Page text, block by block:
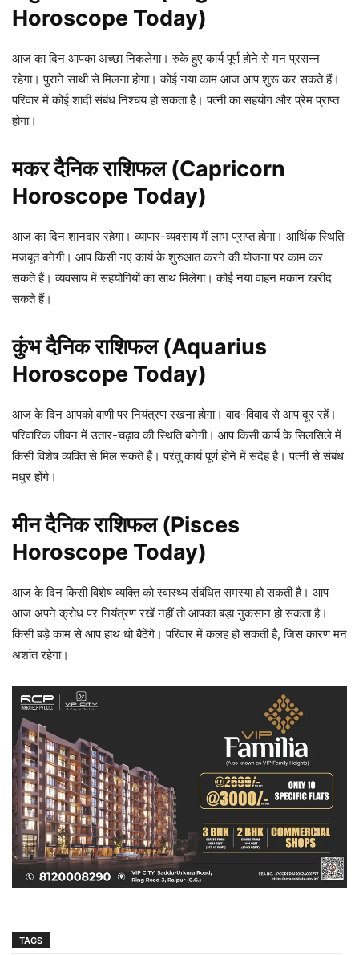
Horoscope Today)
आज का दिन आपका अच्छा निकलेगा। रुके हुए कार्य पूर्ण होने से मन प्रसन्न
रहेगा। पुराने साथी से मिलना होगा। कोई नया काम आज आप शुरू कर सकते हैं।
परिवार में कोई शादी संबंध निश्चय हो सकता है। पत्नी का सहयोग और प्रेम प्राप्त
होगा।
मकर दैनिक राशिफल (Capricorn
Horoscope Today)
आज का दिन शानदार रहेगा। व्यापार-व्यवसाय में लाभ प्राप्त होगा। आर्थिक स्थिति
मजबूत बनेगी। आप किसी नए कार्य के शुरुआत करने की योजना पर काम कर
सकते हैं। व्यवसाय में सहयोगियों का साथ मिलेगा। कोई नया वाहन मकान खरीद
सकते हैं।
कुंभ दैनिक राशिफल (Aquarius
Horoscope Today)
आज के दिन आपको वाणी पर नियंत्रण रखना होगा। वाद-विवाद से आप दूर रहें।
परिवारिक जीवन में उतार-चढ़ाव की स्थिति बनेगी। आप किसी कार्य के सिलसिले में
किसी विशेष व्यक्ति से मिल सकते हैं। परंतु कार्य पूर्ण होने में संदेह है। पत्नी से संबंध
मधुर होंगे।
मीन दैनिक राशिफल (Pisces
Horoscope Today)
आज के दिन किसी विशेष व्यक्ति को स्वास्थ्य संबंधित समस्या हो सकती है। आप
आज अपने क्रोध पर नियंत्रण रखें नहीं तो आपका बड़ा नुकसान हो सकता है।
किसी बड़े काम से आप हाथ धो बैठेंगे। परिवार में कलह हो सकती है, जिस कारण मन
अशांत रहेगा।
TAGS